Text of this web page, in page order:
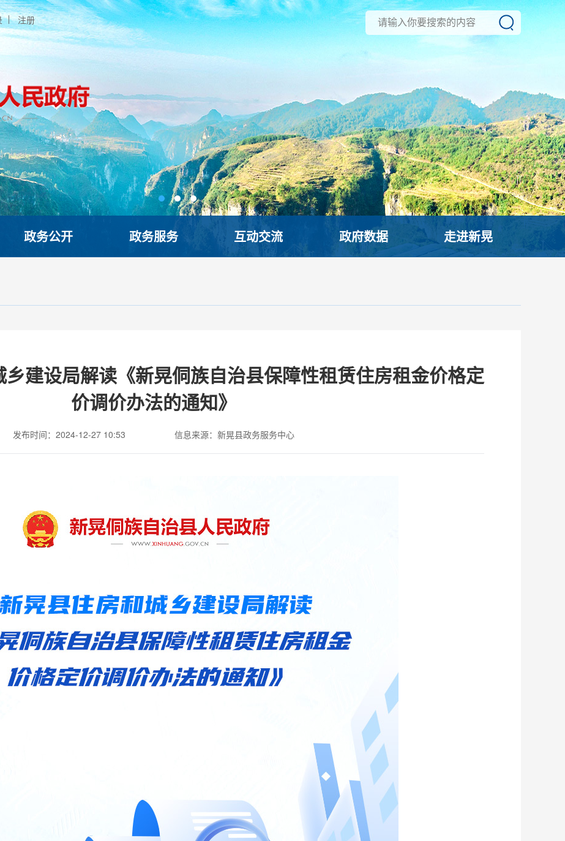
注册
政务公开 政务服务 互动交流 政府数据 走进新晃
建设局解读《新晃侗族自治县保障性租赁住房租金价格定
价调价办法的通知》
发布时间：2024-12-27 10:53 信息来源：新晃县政务服务中心